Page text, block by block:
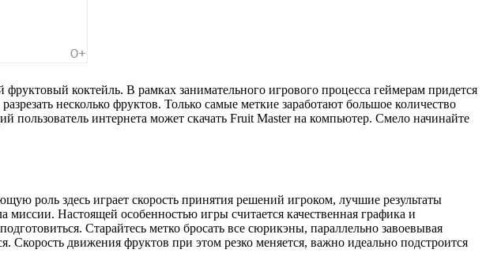
коктейль. В рамках занимательного игрового процесса геймерам придется
несколько фруктов. Только самые меткие заработают большое количество
интернета может скачать Fruit Master на компьютер. Смело начинайте
роль здесь играет скорость принятия решений игроком, лучшие результаты
Настоящей особенностью игры считается качественная графика и
Старайтесь метко бросать все сюрикэны, параллельно завоевывая
движения фруктов при этом резко меняется, важно идеально подстроится